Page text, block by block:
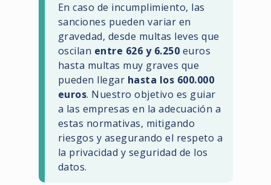
En caso de incumplimiento, las
sanciones pueden variar en
gravedad, desde multas leves que
oscilan entre 626 y 6.250 euros
hasta multas muy graves que
pueden llegar hasta los 600.000
euros. Nuestro objetivo es guiar
a las empresas en la adecuación a
estas normativas, mitigando
riesgos y asegurando el respeto a
la privacidad y seguridad de los
datos.